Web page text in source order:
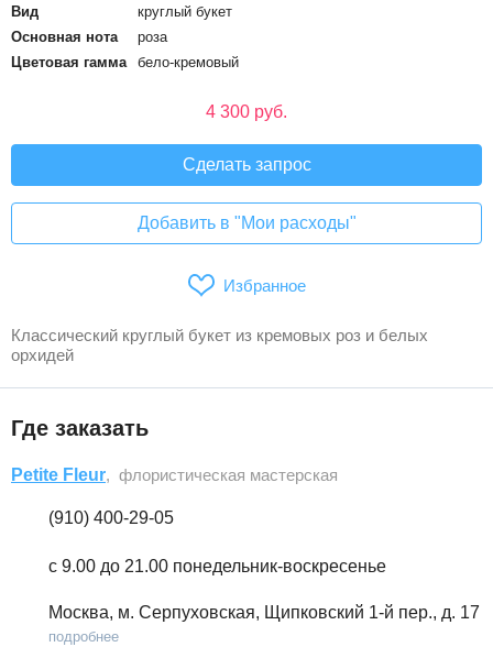
Вид
круглый букет
Основная нота
роза
Цветовая гамма
бело-кремовый
4 300 руб.
Сделать запрос
Добавить в "Мои расходы"
Избранное
Классический круглый букет из кремовых роз и белых
орхидей
Где заказать
Petite Fleur, флористическая мастерская
(910) 400-29-05
с 9.00 до 21.00 понедельник-воскресенье
Москва, м. Серпуховская, Щипковский 1-й пер., д. 17
подробнее